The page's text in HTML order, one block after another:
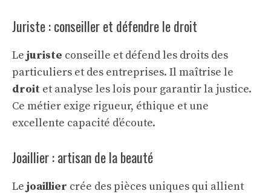
Juriste : conseiller et défendre le droit
Le juriste conseille et défend les droits des
particuliers et des entreprises. Il maîtrise le
droit et analyse les lois pour garantir la justice.
Ce métier exige rigueur, éthique et une
excellente capacité d’écoute.
Joaillier : artisan de la beauté
Le joaillier crée des pièces uniques qui allient